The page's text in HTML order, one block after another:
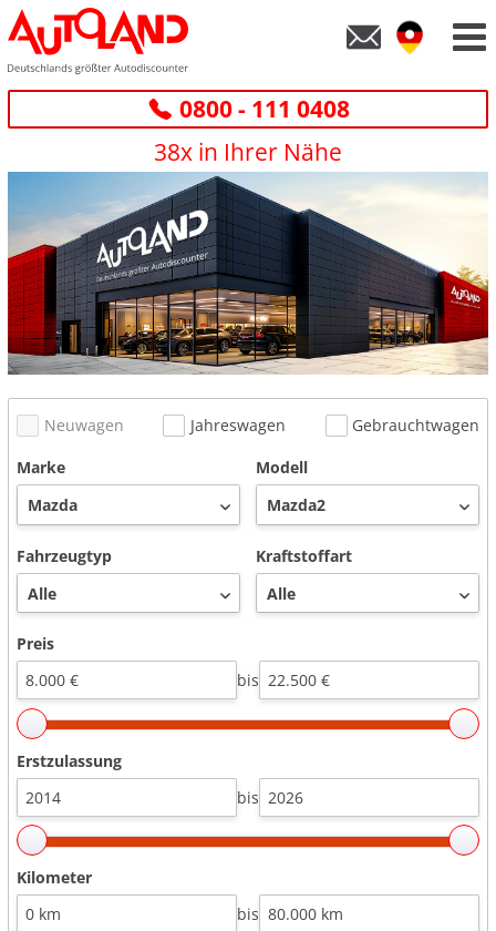
0800 - 111 0408
38x in Ihrer Nähe
Neuwagen Jahreswagen
Gebrauchtwagen
Marke
Modell
Fahrzeugtyp Kraftstoffart
Preis
bis
Erstzulassung
bis
Kilometer
bis